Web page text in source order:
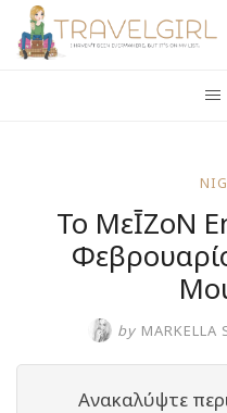
Skip
To ΜεĪΖοΝ
by MARKELLA
Ανακαλύψτε